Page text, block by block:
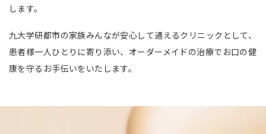
します。
九大学研都市の家族みんなが安心して通えるクリニックとして、
患者様一人ひとりに寄り添い、オーダーメイドの治療でお口の健
康を守るお手伝いをいたします。